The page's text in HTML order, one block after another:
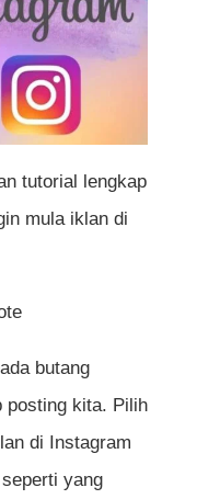
tutorial lengkap
mula iklan di
butang
posting kita. Pilih
di Instagram
yang